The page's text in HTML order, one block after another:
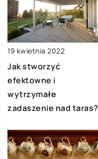
19 kwietnia 2022
Jak stworzyć
efektowne i
wytrzymałe
zadaszenie nad taras?